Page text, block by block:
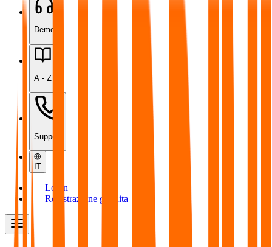
Demo
A - Z
Support
IT
Login
Registrazione gratuita